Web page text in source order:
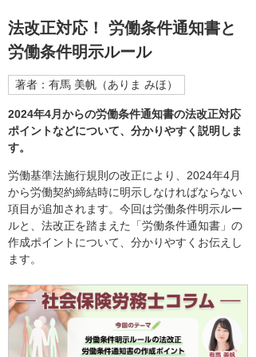
法改正対応！ 労働条件通知書と
労働条件明示ルール
著者：有馬 美帆（ありま みほ）
2024年4月からの労働条件通知書の法改正対応
ポイントなどについて、分かりやすく説明しま
す。
労働基準法施行規則の改正により、2024年4月
から労働契約締結時に明示しなければならない
項目が追加されます。今回は労働条件明示ルー
ルと、法改正を踏まえた「労働条件通知書」の
作成ポイントについて、分かりやすくお伝えし
ます。